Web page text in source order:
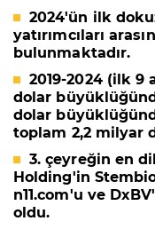
2024'ün ilk
yatırımcıları
bulunmaktadır.
2019-2024 (ilk
dolar
dolar
toplam 2,2 milyar
3. çeyreğin en
Holding'in
n11.com'u ve
oldu.